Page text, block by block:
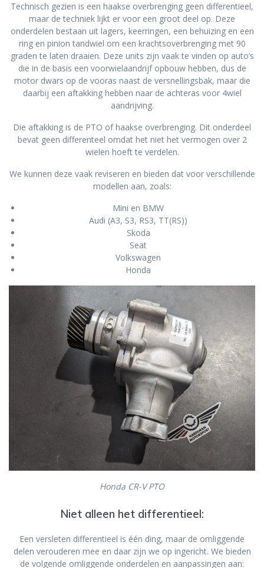
Technisch gezien is een haakse overbrenging geen differentieel,
maar de techniek lijkt er voor een groot deel op. Deze
onderdelen bestaan uit lagers, keerringen, een behuizing en een
ring en pinion tandwiel om een krachtsoverbrenging met 90
graden te laten draaien. Deze units zijn vaak te vinden op auto’s
die in de basis een voorwielaandrijf opbouw hebben, dus de
motor dwars op de vooras naast de versnellingsbak, maar die
daarbij een aftakking hebben naar de achteras voor 4wiel
aandrijving.
Die aftakking is de PTO of haakse overbrenging. Dit onderdeel
bevat geen differenteel omdat het niet het vermogen over 2
wielen hoeft te verdelen.
We kunnen deze vaak reviseren en bieden dat voor verschillende
modellen aan, zoals:
Mini en BMW
Audi (A3, S3, RS3, TT(RS))
Skoda
Seat
Volkswagen
Honda
Honda CR-V PTO
Niet alleen het differentieel:
Een versleten differentieel is één ding, maar de omliggende
delen verouderen mee en daar zijn we op ingericht. We bieden
de volgende omliggende onderdelen en aanpassingen aan: